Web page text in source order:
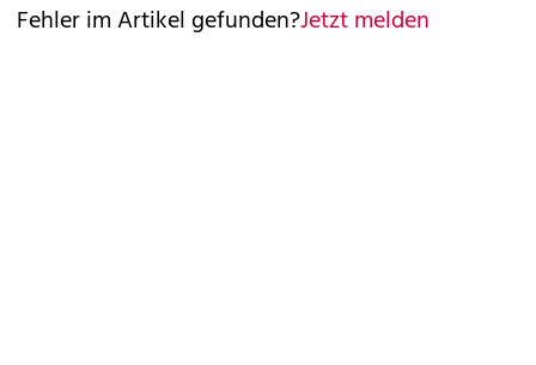
Fehler im Artikel gefunden?Jetzt melden